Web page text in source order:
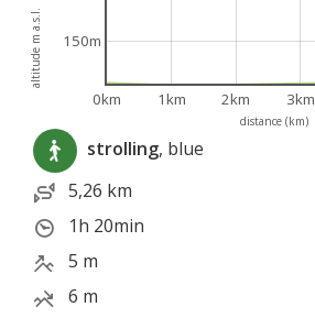
distance (km)
altitude m a.s.l.
0km 1km 2km 3km
150m
strolling, blue
5,26 km
1h 20min
5 m
6 m